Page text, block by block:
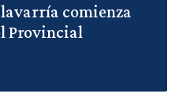
comienza
Provincial